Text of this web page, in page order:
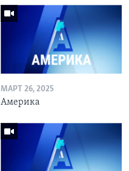
МАРТ 26, 2025
Америка